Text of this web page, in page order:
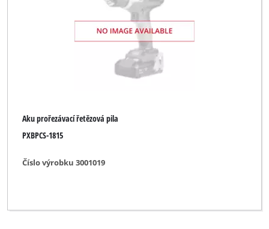
Aku prořezávací řetězová pila
PXBPCS-1815
Číslo výrobku 3001019